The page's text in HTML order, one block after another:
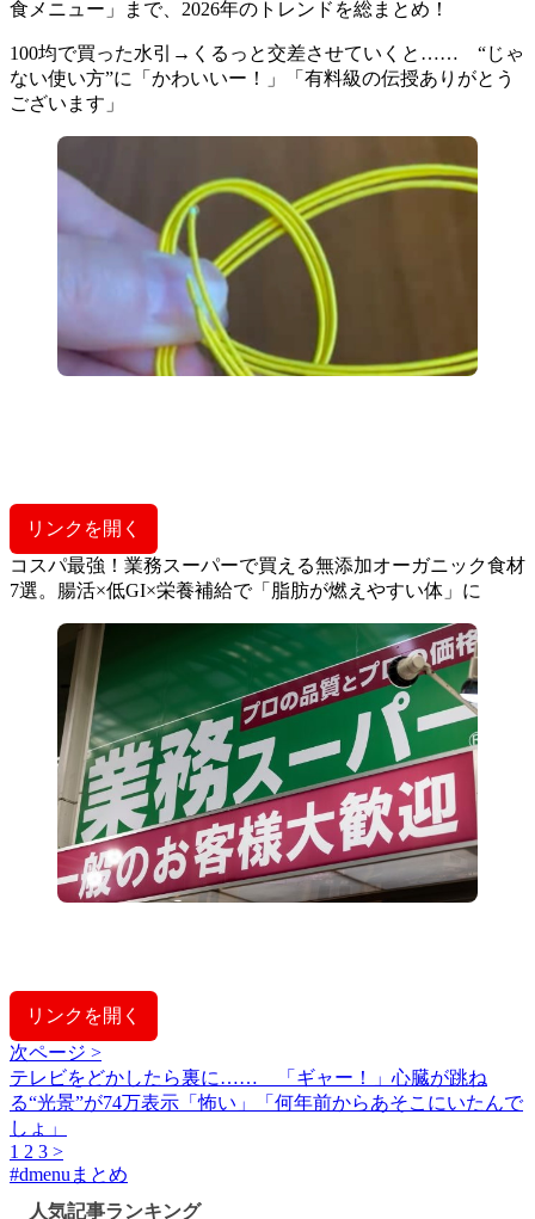
食メニュー」まで、2026年のトレンドを総まとめ！
100均で買った水引→くるっと交差させていくと…… “じゃ
ない使い方”に「かわいいー！」「有料級の伝授ありがとう
ございます」
リンクを開く
コスパ最強！業務スーパーで買える無添加オーガニック食材
7選。腸活×低GI×栄養補給で「脂肪が燃えやすい体」に
リンクを開く
次ページ >
テレビをどかしたら裏に…… 「ギャー！」心臓が跳ね
る“光景”が74万表示「怖い」「何年前からあそこにいたんで
しょ」
1 2 3 >
#dmenuまとめ
人気記事ランキング